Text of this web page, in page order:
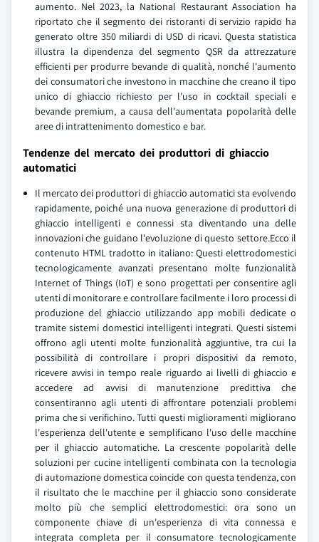
aumento. Nel 2023, la National Restaurant Association ha
riportato che il segmento dei ristoranti di servizio rapido ha
generato oltre 350 miliardi di USD di ricavi. Questa statistica
illustra la dipendenza del segmento QSR da attrezzature
efficienti per produrre bevande di qualità, nonché l'aumento
dei consumatori che investono in macchine che creano il tipo
unico di ghiaccio richiesto per l'uso in cocktail speciali e
bevande premium, a causa dell'aumentata popolarità delle
aree di intrattenimento domestico e bar.
Tendenze del mercato dei produttori di ghiaccio
automatici
Il mercato dei produttori di ghiaccio automatici sta evolvendo
rapidamente, poiché una nuova generazione di produttori di
ghiaccio intelligenti e connessi sta diventando una delle
innovazioni che guidano l'evoluzione di questo settore.Ecco il
contenuto HTML tradotto in italiano: Questi elettrodomestici
tecnologicamente avanzati presentano molte funzionalità
Internet of Things (IoT) e sono progettati per consentire agli
utenti di monitorare e controllare facilmente i loro processi di
produzione del ghiaccio utilizzando app mobili dedicate o
tramite sistemi domestici intelligenti integrati. Questi sistemi
offrono agli utenti molte funzionalità aggiuntive, tra cui la
possibilità di controllare i propri dispositivi da remoto,
ricevere avvisi in tempo reale riguardo ai livelli di ghiaccio e
accedere ad avvisi di manutenzione predittiva che
consentiranno agli utenti di affrontare potenziali problemi
prima che si verifichino. Tutti questi miglioramenti migliorano
l'esperienza dell'utente e semplificano l'uso delle macchine
per il ghiaccio automatiche. La crescente popolarità delle
soluzioni per cucine intelligenti combinata con la tecnologia
di automazione domestica coincide con questa tendenza, con
il risultato che le macchine per il ghiaccio sono considerate
molto più che semplici elettrodomestici: ora sono un
componente chiave di un'esperienza di vita connessa e
integrata completa per il consumatore tecnologicamente